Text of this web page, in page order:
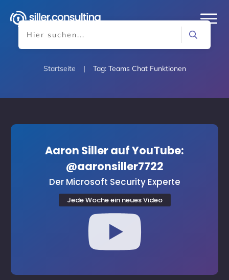
Startseite | Tag: Teams Chat Funktionen
Aaron Siller auf YouTube:
@aaronsiller7722
Der Microsoft Security Experte
Jede Woche ein neues Video